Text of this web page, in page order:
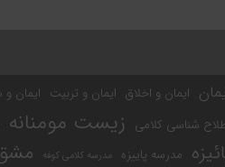
ایمان و اخلاق ایمان و تربیت ایمان
شناسی کلامی زیست مومنانه
مدرسه پاییزه مدرسه کلامی کوفه